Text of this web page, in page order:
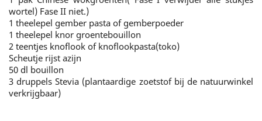
wortel) Fase II niet.)
1 theelepel gember pasta of gemberpoeder
1 theelepel knor groentebouillon
2 teentjes knoflook of knoflookpasta(toko)
Scheutje rijst azijn
50 dl bouillon
3 druppels Stevia (plantaardige zoetstof bij de natuurwinkel
verkrijgbaar)